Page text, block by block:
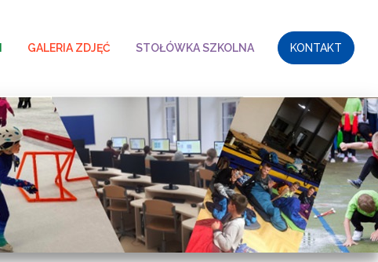
GALERIA ZDJĘĆ STOŁÓWKA SZKOLNA KONTAKT